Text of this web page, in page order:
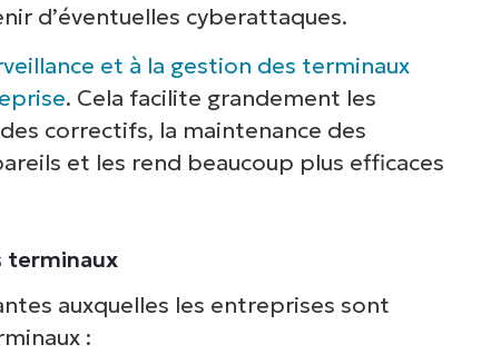
d’éventuelles cyberattaques.
et à la gestion des terminaux
. Cela facilite grandement les
correctifs, la maintenance des
et les rend beaucoup plus efficaces
terminaux
auxquelles les entreprises sont
: